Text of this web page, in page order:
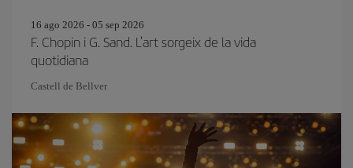
16 ago 2026 - 05 sep 2026
F. Chopin i G. Sand. L'art sorgeix de la vida
quotidiana
Castell de Bellver